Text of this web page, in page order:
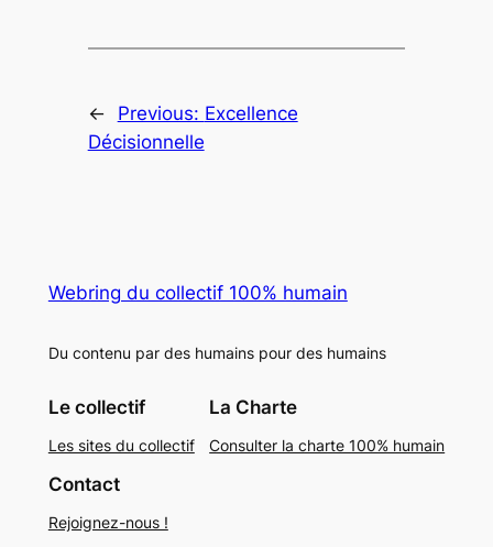
← Previous: Excellence
Décisionnelle
Webring du collectif 100% humain
Du contenu par des humains pour des humains
Le collectif
Les sites du collectif
La Charte
Consulter la charte 100% humain
Contact
Rejoignez-nous !